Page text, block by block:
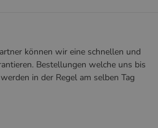
können wir eine schnellen und
Bestellungen welche uns bis
in der Regel am selben Tag